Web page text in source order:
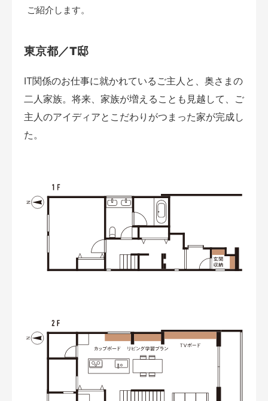
ご紹介します。
東京都／T邸
IT関係のお仕事に就かれているご主人と、奥さまの
二人家族。将来、家族が増えることも見越して、ご
主人のアイディアとこだわりがつまった家が完成し
た。